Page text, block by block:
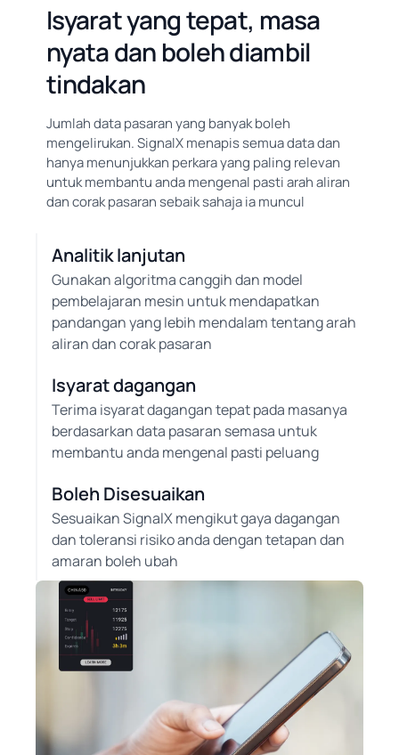
Isyarat yang tepat, masa
nyata dan boleh diambil
tindakan
Jumlah data pasaran yang banyak boleh
mengelirukan. SignalX menapis semua data dan
hanya menunjukkan perkara yang paling relevan
untuk membantu anda mengenal pasti arah aliran
dan corak pasaran sebaik sahaja ia muncul
Analitik lanjutan
Gunakan algoritma canggih dan model
pembelajaran mesin untuk mendapatkan
pandangan yang lebih mendalam tentang arah
aliran dan corak pasaran
Isyarat dagangan
Terima isyarat dagangan tepat pada masanya
berdasarkan data pasaran semasa untuk
membantu anda mengenal pasti peluang
Boleh Disesuaikan
Sesuaikan SignalX mengikut gaya dagangan
dan toleransi risiko anda dengan tetapan dan
amaran boleh ubah